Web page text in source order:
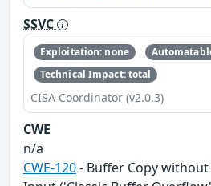
SSVC
Exploitation: none
Technical Impact: total
CISA Coordinator (v2.0.3)
CWE
n/a
CWE-120- Buffer Copy